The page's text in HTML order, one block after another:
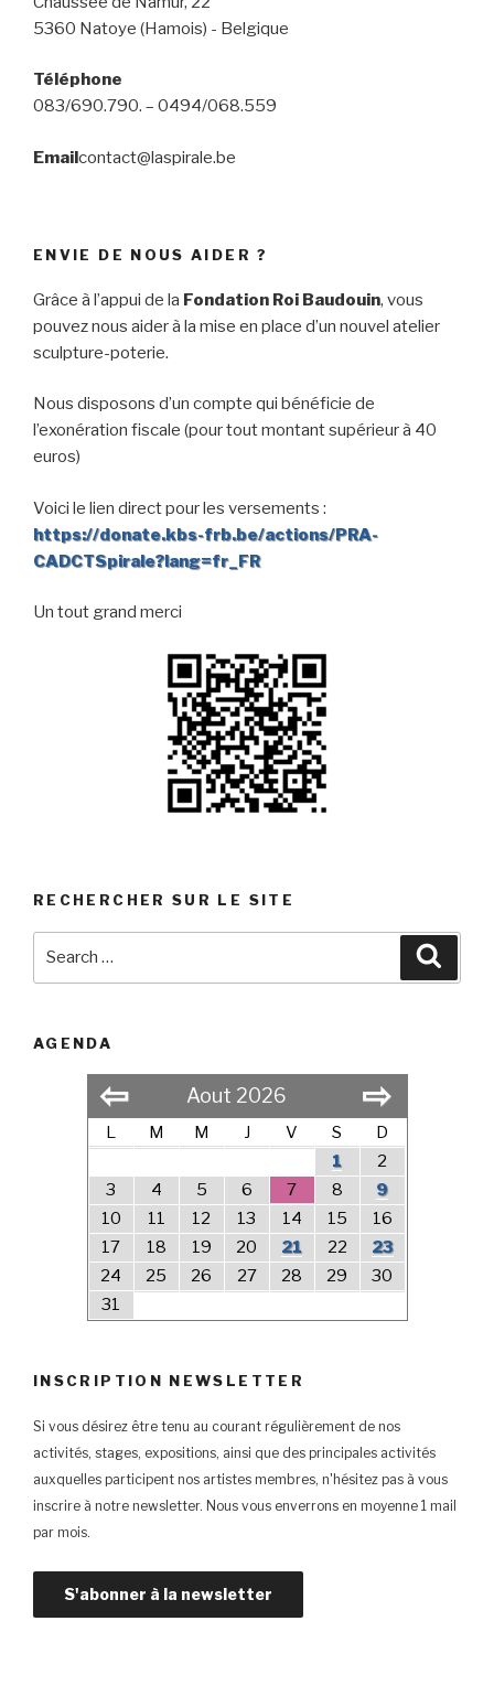
5360 Natoye (Hamois) - Belgique
Téléphone
083/690.790. – 0494/068.559
Emailcontact@laspirale.be
ENVIE DE NOUS AIDER ?
Grâce à l’appui de la Fondation Roi Baudouin, vous
pouvez nous aider à la mise en place d’un nouvel atelier
sculpture-poterie.
Nous disposons d’un compte qui bénéficie de
l’exonération fiscale (pour tout montant supérieur à 40
euros)
Voici le lien direct pour les versements :
https://donate.kbs-frb.be/actions/PRA-
CADCTSpirale?lang=fr_FR
Un tout grand merci
RECHERCHER SUR LE SITE
AGENDA
⇦ Aout 2026 ⇨
L M M J V S
D
1
2
3
4 5 6 7 8
9
10
11 12 13 14 15
16
17
18 19 20 21 22
23
24
25 26 27 28 29
30
31
INSCRIPTION NEWSLETTER
Si vous désirez être tenu au courant régulièrement de nos
activités, stages, expositions, ainsi que des principales activités
auxquelles participent nos artistes membres, n'hésitez pas à vous
inscrire à notre newsletter. Nous vous enverrons en moyenne 1 mail
par mois.